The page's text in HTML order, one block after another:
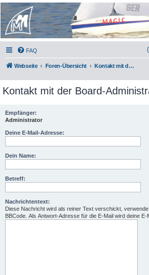
Micro Magic Forum
Deutschland
FAQ
Webseite Foren-Übersicht Kontakt mit der Board-Administration aufnehmen
Kontakt mit der Board-
Empfänger:
Administrator
Deine E-Mail-Adresse:
Dein Name:
Betreff:
Nachrichtentext:
Diese Nachricht wird als reiner Text verschickt,
BBCode. Als Antwort-Adresse für die E-Mail wird deine E-